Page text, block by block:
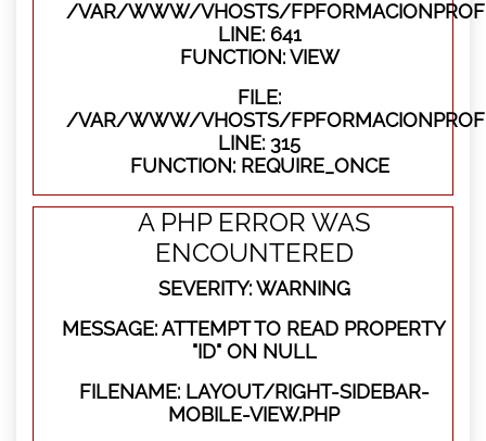
/VAR/WWW/VHOSTS/
LINE: 641
FUNCTION: VIEW
FILE:
/VAR/WWW/VHOSTS/
LINE: 315
FUNCTION: REQUIRE_ONCE
A PHP ERROR WAS
ENCOUNTERED
SEVERITY: WARNING
MESSAGE: ATTEMPT TO READ PROPERTY
"ID" ON NULL
FILENAME: LAYOUT/RIGHT-SIDEBAR-
MOBILE-VIEW.PHP